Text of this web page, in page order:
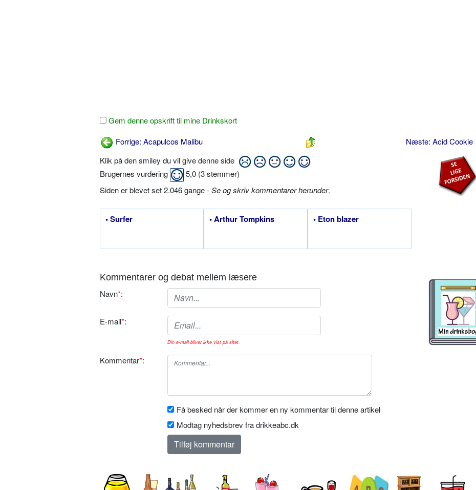
Gem denne opskrift til mine Drinkskort
Forrige: Acapulcos Malibu
Næste: Acid Cookie
Klik på den smiley du vil give denne side
Brugernes vurdering
5,0 (3stemmer)
Siden er blevet set 2.046 gange -Se og skriv kommentarer herunder.
• Surfer • Arthur Tompkins • Eton blazer
Kommentarer og debat mellem læsere
Navn*:
E-mail*:
Din e-mail bliver ikke vist på sitet.
Kommentar*:
Få besked når der kommer en ny kommentar til denne artikel
Modtag nyhedsbrev fra drikkeabc.dk